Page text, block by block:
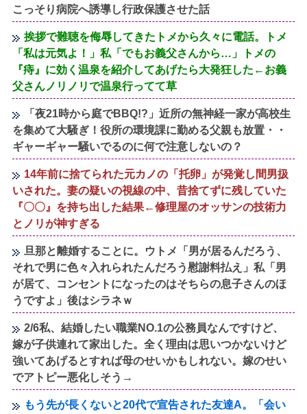
こっそり病院へ誘導し行政保護させた話
挨拶で難聴を侮辱してきたトメから久々に電話。トメ
「私は元気よ！」私「でもお義父さんから…」トメの
『痔』に効く温泉を紹介してあげたら大発狂した←お義
父さんノリノリで温泉行ってて草
「夜21時から庭でBBQ!?」近所の無神経一家が高校生
を集めて大騒ぎ！役所の環境課に勤める父親も放置・・
ギャーギャー騒いでるのに何で注意しないの？
14年前に捨てられた元カノの「托卵」が発覚し間男扱
いされた。妻の疑いの視線の中、昔捨てずに残していた
『〇〇』を持ち出した結果←修理屋のオッサンの技術力
とノリが神すぎる
旦那と離婚することに。ウトメ「男が居るんだろう、
それで男に色々入れられたんだろう慰謝料払え」私「男
が居て、コンセントになったのはそちらの息子さんのほ
うですよ」後はシラネｗ
2/6私、結婚したい職業NO.1の公務員なんですけど、
嫁が子供連れて家出した。全く理由は思いつかないけど
強いてあげるとすれば母のせいかもしれない。嫁のせい
でアトピー悪化しそう→
もう先が長くないと20代で宣告された友達A。「会い